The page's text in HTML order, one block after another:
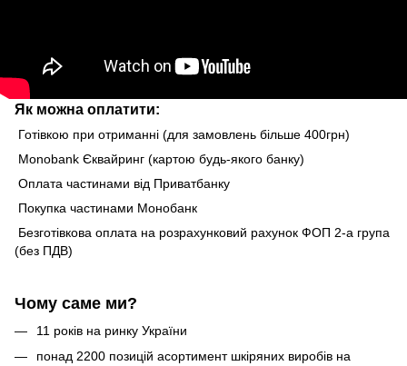
Як можна оплатити:
Готівкою при отриманні (для замовлень більше 400грн)
Monobank Єквайринг (картою будь-якого банку)
Оплата частинами від Приватбанку
Покупка частинами Монобанк
Безготівкова оплата на розрахунковий рахунок ФОП 2-а група
(без ПДВ)
Чому саме ми?
11 років на ринку України
понад 2200 позицій асортимент шкіряних виробів на